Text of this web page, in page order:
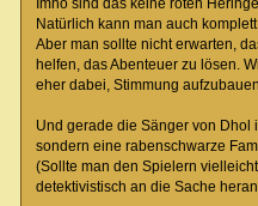
Imho sind das keine roten
Natürlich kann man auch
Aber man sollte nicht erwarten,
helfen, das Abenteuer zu lösen.
eher dabei, Stimmung
Und gerade die Sänger von Dhol
sondern eine rabenschwarze
(Sollte man den Spielern
detektivistisch an die Sache